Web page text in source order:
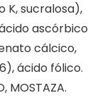
K, sucralosa),
ascórbico
cálcico,
ácido fólico.
MOSTAZA.